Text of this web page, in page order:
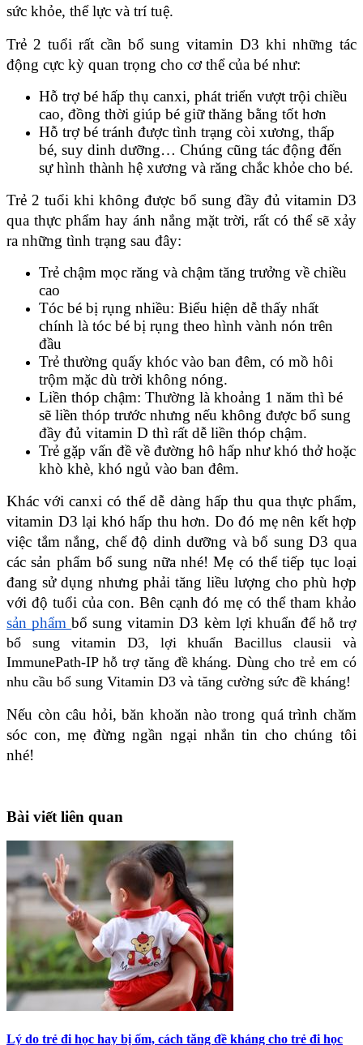
sức khỏe, thể lực và trí tuệ.
Trẻ 2 tuổi rất cần bổ sung vitamin D3 khi những tác
động cực kỳ quan trọng cho cơ thể của bé như:
Hỗ trợ bé hấp thụ canxi, phát triển vượt trội chiều
cao, đồng thời giúp bé giữ thăng bằng tốt hơn
Hỗ trợ bé tránh được tình trạng còi xương, thấp
bé, suy dinh dưỡng… Chúng cũng tác động đến
sự hình thành hệ xương và răng chắc khỏe cho bé.
Trẻ 2 tuổi khi không được bổ sung đầy đủ vitamin D3
qua thực phẩm hay ánh nắng mặt trời, rất có thể sẽ xảy
ra những tình trạng sau đây:
Trẻ chậm mọc răng và chậm tăng trưởng về chiều
cao
Tóc bé bị rụng nhiều: Biểu hiện dễ thấy nhất
chính là tóc bé bị rụng theo hình vành nón trên
đầu
Trẻ thường quấy khóc vào ban đêm, có mồ hôi
trộm mặc dù trời không nóng.
Liền thóp chậm: Thường là khoảng 1 năm thì bé
sẽ liền thóp trước nhưng nếu không được bổ sung
đầy đủ vitamin D thì rất dễ liền thóp chậm.
Trẻ gặp vấn đề về đường hô hấp như khó thở hoặc
khò khè, khó ngủ vào ban đêm.
Khác với canxi có thể dễ dàng hấp thu qua thực phẩm,
vitamin D3 lại khó hấp thu hơn. Do đó mẹ nên kết hợp
việc tắm nắng, chế độ dinh dưỡng và bổ sung D3 qua
các sản phẩm bổ sung nữa nhé! Mẹ có thể tiếp tục loại
đang sử dụng nhưng phải tăng liều lượng cho phù hợp
sản phẩm bổ sung vitamin D3 kèm lợi khuẩn để hỗ trợ
bổ sung vitamin D3, lợi khuẩn Bacillus clausii và
ImmunePath-IP hỗ trợ tăng đề kháng. Dùng cho trẻ em có
nhu cầu bổ sung Vitamin D3 và tăng cường sức đề kháng!
Nếu còn câu hỏi, băn khoăn nào trong quá trình chăm
sóc con, mẹ đừng ngần ngại nhắn tin cho chúng tôi
nhé!
Bài viết liên quan
Lý do trẻ đi học hay bị ốm, cách tăng đề kháng cho trẻ đi học